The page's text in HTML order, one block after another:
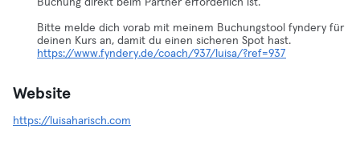
Buchung direkt beim Partner erforderlich ist.
Bitte melde dich vorab mit meinem Buchungstool fyndery für
https://www.fyndery.de/coach/937/luisa/?ref=937
Website
https://luisaharisch.com